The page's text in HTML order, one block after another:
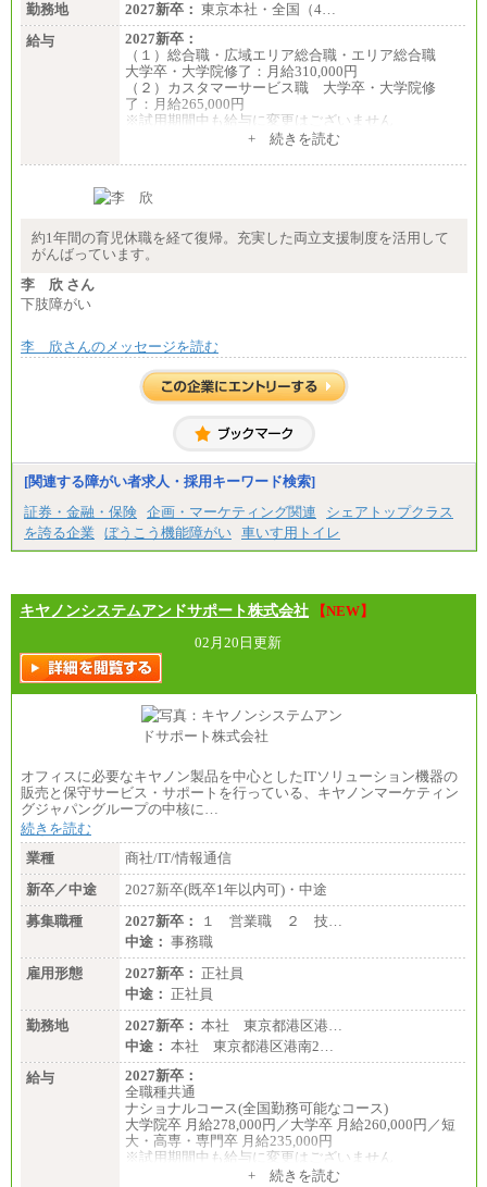
勤務地
2027新卒： 東京本社・全国（4…
給与
2027新卒：
（１）総合職・広域エリア総合職・エリア総合職
大学卒・大学院修了：月給310,000円
（２）カスタマーサービス職 大学卒・大学院修
了：月給265,000円
※試用期間中も給与に変更はございません
+ 続きを読む
約1年間の育児休職を経て復帰。充実した両立支援制度を活用して
がんばっています。
李 欣 さん
下肢障がい
李 欣さんのメッセージを読む
[関連する障がい者求人・採用キーワード検索]
証券・金融・保険 企画・マーケティング関連
シェアトップクラス
を誇る企業
ぼうこう機能障がい 車いす用トイレ
キヤノンシステムアンドサポート株式会社
【NEW】
02月20日更新
オフィスに必要なキヤノン製品を中心としたITソリューション機器の
販売と保守サービス・サポートを行っている、キヤノンマーケティン
グジャパングループの中核に…
続きを読む
業種
商社/IT/情報通信
新卒／中途
2027新卒(既卒1年以内可)・中途
募集職種
2027新卒：
１ 営業職 ２ 技…
中途： 事務職
雇用形態
2027新卒： 正社員
中途： 正社員
勤務地
2027新卒： 本社 東京都港区港…
中途： 本社 東京都港区港南2…
給与
2027新卒：
全職種共通
ナショナルコース(全国勤務可能なコース)
大学院卒 月給278,000円／大学卒 月給260,000円／短
大・高専・専門卒 月給235,000円
※試用期間中も給与に変更はございません
+ 続きを読む